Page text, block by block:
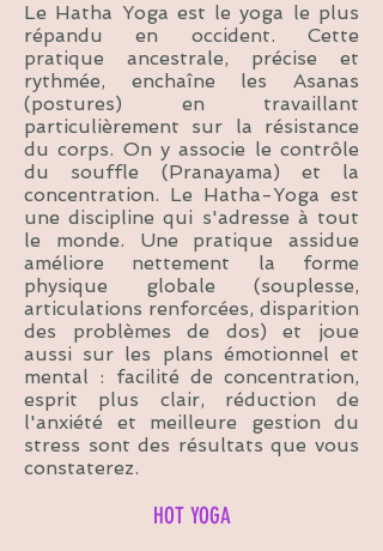
Le Hatha Yoga est le yoga le plus
répandu en occident. Cette
pratique ancestrale, précise et
rythmée, enchaîne les Asanas
(postures) en travaillant
particulièrement sur la résistance
du corps. On y associe le contrôle
du souffle (Pranayama) et la
concentration. Le Hatha-Yoga est
une discipline qui s'adresse à tout
le monde. Une pratique assidue
améliore nettement la forme
physique globale (souplesse,
articulations renforcées, disparition
des problèmes de dos) et joue
aussi sur les plans émotionnel et
mental : facilité de concentration,
esprit plus clair, réduction de
l'anxiété et meilleure gestion du
stress sont des résultats que vous
constaterez.
HOT YOGA